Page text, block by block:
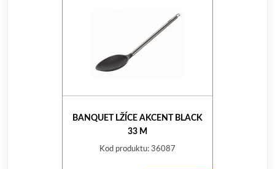
BANQUET LŽÍCE AKCENT BLACK
33 M
Kod produktu: 36087